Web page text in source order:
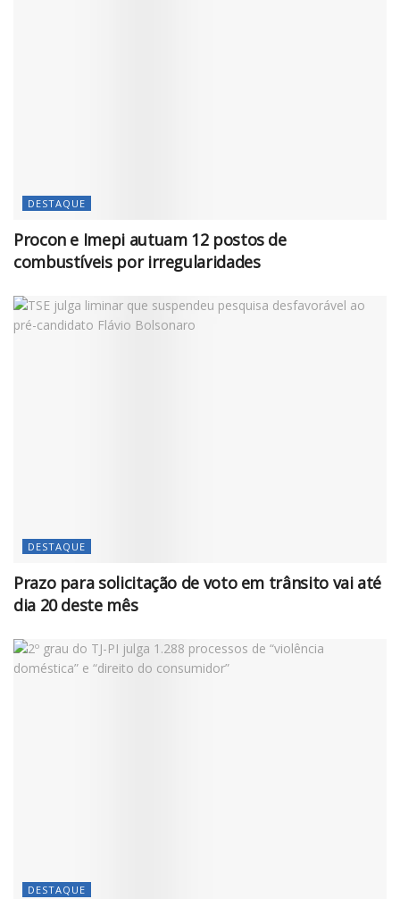
DESTAQUE
Procon e Imepi autuam 12 postos de
combustíveis por irregularidades
DESTAQUE
Prazo para solicitação de voto em trânsito vai até
dia 20 deste mês
DESTAQUE